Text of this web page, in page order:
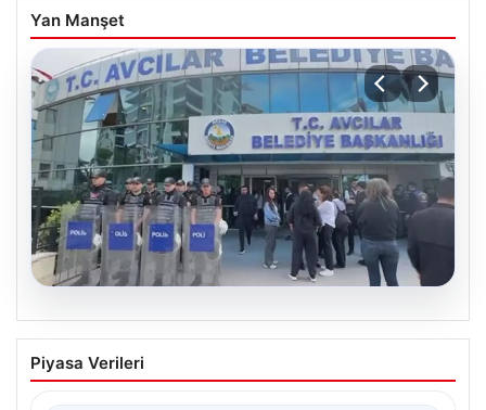
Yan Manşet
05.08.2026
Avcılar Belediyesi’ne operasyon. 12
şüpheli gözaltına alındı
Piyasa Verileri